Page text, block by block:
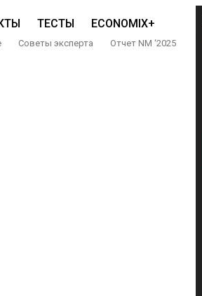
ТЕСТЫ ECONOMIX+
Советы эксперта Отчет NM ‘2025